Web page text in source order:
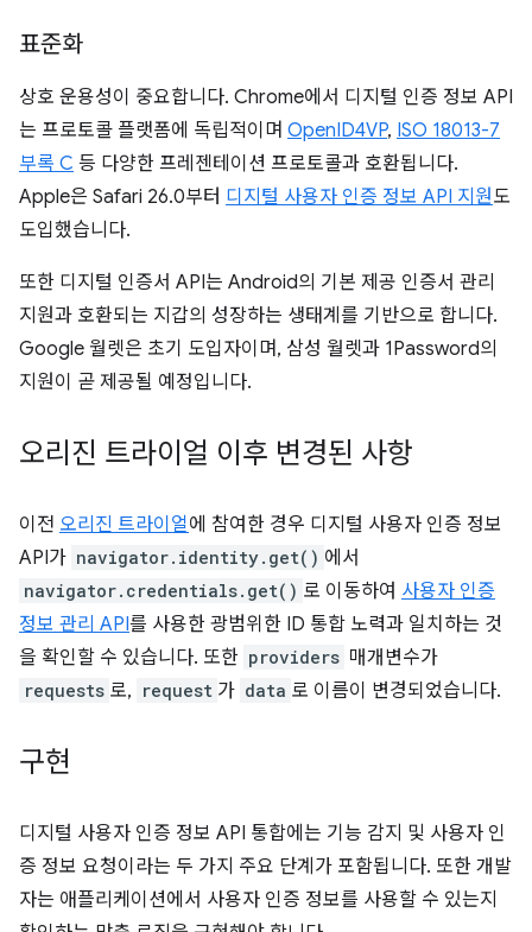
표준화
상호 운용성이 중요합니다. Chrome에서 디지털 인증 정보 API
는 프로토콜 플랫폼에 독립적이며 OpenID4VP, ISO 18013-7
부록 C 등 다양한 프레젠테이션 프로토콜과 호환됩니다.
Apple은 Safari 26.0부터 디지털 사용자 인증 정보 API 지원도
도입했습니다.
또한 디지털 인증서 API는 Android의 기본 제공 인증서 관리
지원과 호환되는 지갑의 성장하는 생태계를 기반으로 합니다.
Google 월렛은 초기 도입자이며, 삼성 월렛과 1Password의
지원이 곧 제공될 예정입니다.
오리진 트라이얼 이후 변경된 사항
이전 오리진 트라이얼에 참여한 경우 디지털 사용자 인증 정보
API가 navigator.identity.get() 에서
navigator.credentials.get() 로 이동하여 사용자 인증
정보 관리 API를 사용한 광범위한 ID 통합 노력과 일치하는 것
을 확인할 수 있습니다. 또한 providers 매개변수가
requests 로, request 가 data 로 이름이 변경되었습니다.
구현
디지털 사용자 인증 정보 API 통합에는 기능 감지 및 사용자 인
증 정보 요청이라는 두 가지 주요 단계가 포함됩니다. 또한 개발
자는 애플리케이션에서 사용자 인증 정보를 사용할 수 있는지